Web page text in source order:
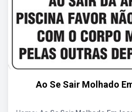
Ao Se Sair Molhado